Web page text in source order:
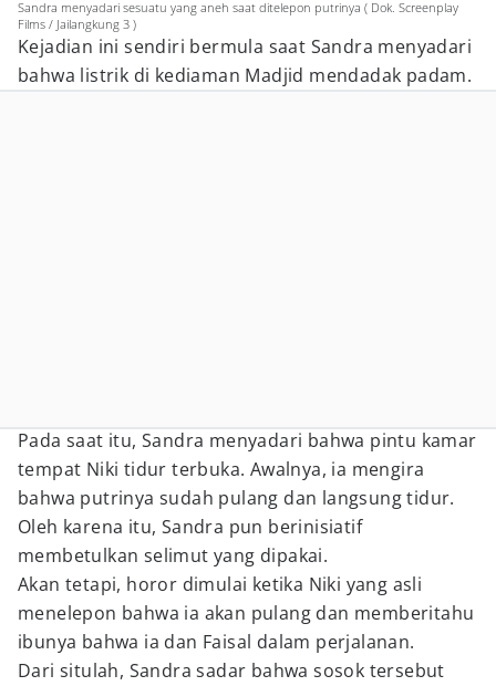
Sandra menyadari sesuatu yang aneh saat ditelepon putrinya ( Dok. Screenplay
Films / Jailangkung 3 )
Kejadian ini sendiri bermula saat Sandra menyadari
bahwa listrik di kediaman Madjid mendadak padam.
Pada saat itu, Sandra menyadari bahwa pintu kamar
tempat Niki tidur terbuka. Awalnya, ia mengira
bahwa putrinya sudah pulang dan langsung tidur.
Oleh karena itu, Sandra pun berinisiatif
membetulkan selimut yang dipakai.
Akan tetapi, horor dimulai ketika Niki yang asli
menelepon bahwa ia akan pulang dan memberitahu
ibunya bahwa ia dan Faisal dalam perjalanan.
Dari situlah, Sandra sadar bahwa sosok tersebut